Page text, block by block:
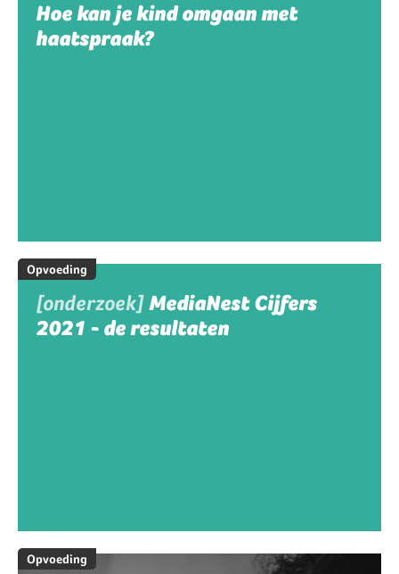
Hoe kan je kind omgaan met
haatspraak?
Opvoeding
[onderzoek]MediaNest Cijfers
2021 - de resultaten
Opvoeding